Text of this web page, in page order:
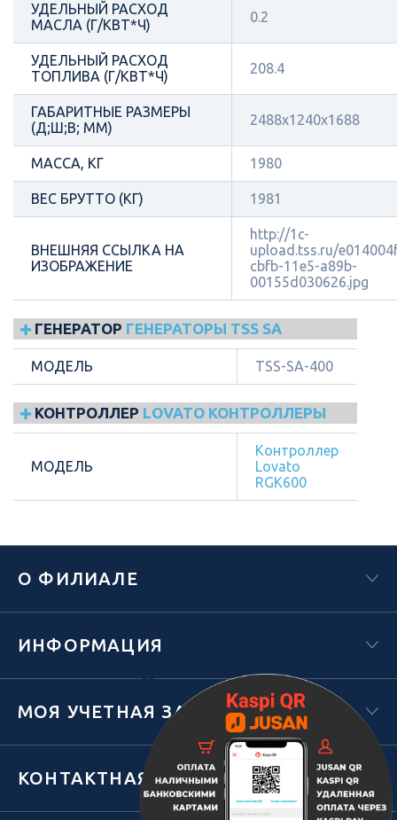
УДЕЛЬНЫЙ РАСХОД
МАСЛА (Г/КВТ*Ч)
0.2
УДЕЛЬНЫЙ РАСХОД
ТОПЛИВА (Г/КВТ*Ч)
208.4
ГАБАРИТНЫЕ РАЗМЕРЫ
(Д;Ш;В; ММ)
2488x1240x1688
МАССА, КГ 1980
ВЕС БРУТТО (КГ) 1981
ВНЕШНЯЯ ССЫЛКА НА
ИЗОБРАЖЕНИЕ
http://1c-
upload.tss.ru/
cbfb-11e5-a89b-
00155d030626.jpg
ГЕНЕРАТОР ГЕНЕРАТОРЫ TSS SA
МОДЕЛЬ TSS-SA-400
КОНТРОЛЛЕР LOVATO КОНТРОЛЛЕРЫ
МОДЕЛЬ
Контроллер
Lovato
RGK600
Х
О ФИЛИАЛЕ
ИНФОРМАЦИЯ
МОЯ УЧЕТНАЯ ЗАПИСЬ
КОНТАКТНАЯ ИНФОРМАЦИЯ